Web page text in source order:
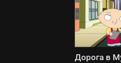
Дорога в